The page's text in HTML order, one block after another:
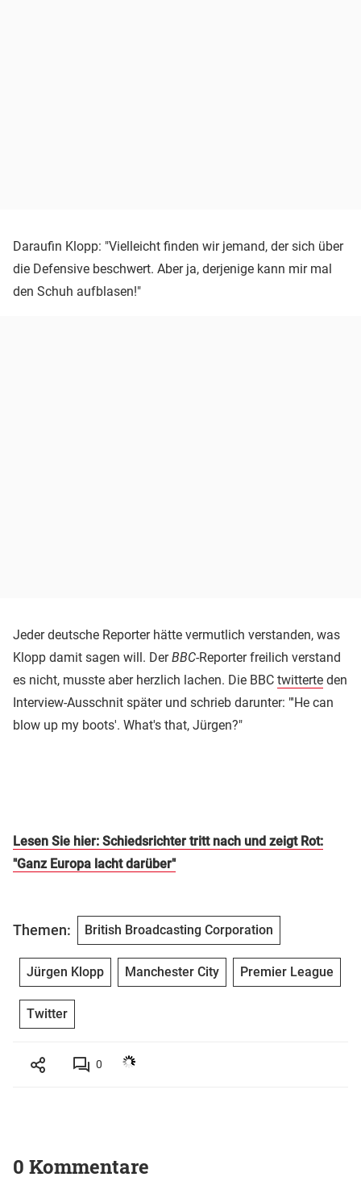
Daraufin Klopp: "Vielleicht finden wir jemand, der sich über
die Defensive beschwert. Aber ja, derjenige kann mir mal
den Schuh aufblasen!"
Jeder deutsche Reporter hätte vermutlich verstanden, was
Klopp damit sagen will. DerBBC-Reporter freilich verstand
es nicht, musste aber herzlich lachen. Die BBC twitterte den
Interview-Ausschnit später und schrieb darunter: "'He can
blow up my boots'. What's that, Jürgen?"
Lesen Sie hier: Schiedsrichter tritt nach und zeigt Rot:
"Ganz Europa lacht darüber"
Themen: British Broadcasting Corporation
Jürgen Klopp Manchester City Premier League
Twitter
0
0 Kommentare